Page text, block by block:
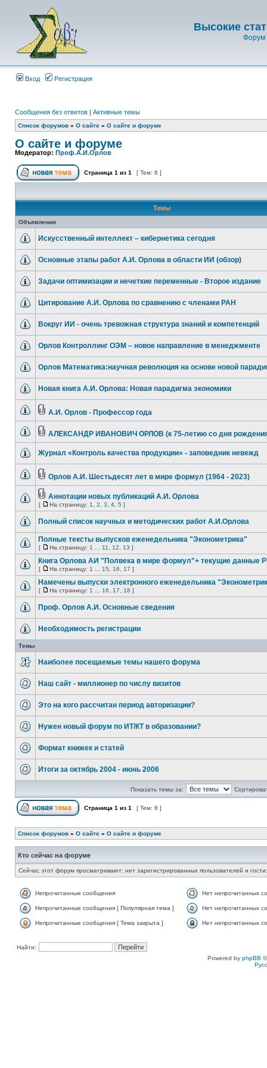
Высокие
Форум
Вход Регистрация
Сообщения без ответов | Активные темы
Список форумов » О сайте » О сайте и форуме
О сайте и форуме
Модератор: Проф.А.И.Орлов
Страница 1 из 1 [ Тем: 6 ]
Темы
Объявления
Искусственный интеллект – кибернетика сегодня
Основные этапы работ А.И. Орлова в области ИИ (обзор)
Задачи оптимизации и нечеткие переменные - Второе издание
Цитирование А.И. Орлова по сравнению с членами РАН
Вокруг ИИ - очень тревожная структура знаний и компетенций
Орлов Контроллинг ОЭМ – новое направление в менеджменте
Орлов Математика:научная революция на основе новой
Новая книга А.И. Орлова: Новая парадигма экономики
А.И. Орлов - Профессор года
АЛЕКСАНДР ИВАНОВИЧ ОРЛОВ (к 75-летию со дня
Журнал «Контроль качества продукции» - заповедник невежд
Орлов А.И. Шестьдесят лет в мире формул (1964 - 2023)
Аннотации новых публикаций А.И. Орлова
[ На страницу: 1 2 3 4 5 ]
Полный список научных и методических работ А.И.Орлова
Полные тексты выпусков еженедельника "Эконометрика"
[ На страницу: 1 11 12 13 ]
Книга Орлова АИ "Полвека в мире формул"+ текущие данные
[ На страницу: 1 15 16 17 ]
Намечены выпуски электронного еженедельника
[ На страницу: 1 16 17 18 ]
Проф. Орлов А.И. Основные сведения
Необходимость регистрации
Темы
Наиболее посещаемые темы нашего форума
Наш сайт - миллионер по числу визитов
Это на кого рассчитан период авторизации?
Нужен новый форум по ИТ/КТ в образовании?
Формат книжек и статей
Итоги за октябрь 2004 - июнь 2006
Показать темы за:
Страница 1 из 1 [ Тем: 6 ]
Список форумов » О сайте » О сайте и форуме
Кто сейчас на форуме
Сейчас этот форум просматривают: нет зарегистрированных пользователей и
Непрочитанные сообщения Нет непрочитанных
Непрочитанные сообщения [ Популярная тема ] Нет непрочитанных
Непрочитанные сообщения [ Тема закрыта ] Нет непрочитанных
Найти:
Powered by phpBB